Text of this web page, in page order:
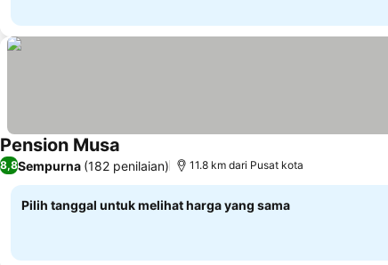
Pension Musa Lihat harga
8,8Sempurna (182 penilaian) 11.8 km dari Pusat kota
Pilih tanggal untuk melihat harga yang sama